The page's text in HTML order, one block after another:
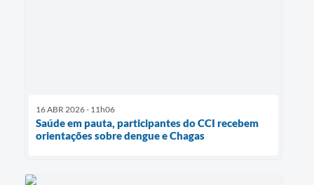
16 ABR 2026 - 11h06
Saúde em pauta, participantes do CCI recebem
orientações sobre dengue e Chagas